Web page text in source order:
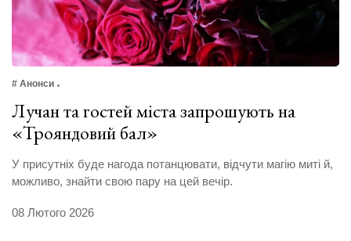
# Анонси
Лучан та гостей міста запрошують на
«Трояндовий бал»
У присутніх буде нагода потанцювати, відчути магію миті й,
можливо, знайти свою пару на цей вечір.
08 Лютого 2026